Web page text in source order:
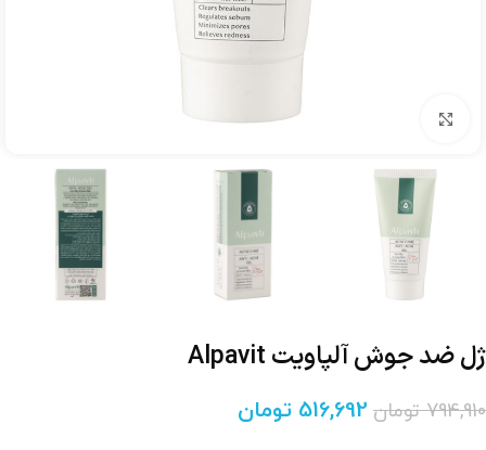
برای بزرگنمایی کلیک کنید
ژل ضد جوش آلپاویت Alpavit
794,910 تومان 516,692 تومان